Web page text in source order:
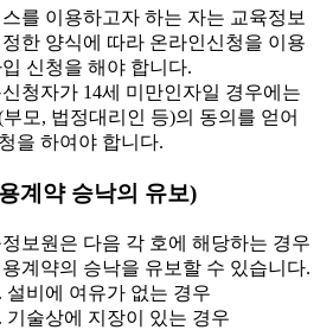
를 이용하고자 하는 자는 교육정보
한 양식에 따라 온라인신청을 이용
신청을 해야 합니다.
청자가 14세 미만인자일 경우에는
모, 법정대리인 등)의 동의를 얻어
을 하여야 합니다.
계약 승낙의 유보)
보원은 다음 각 호에 해당하는 경우
계약의 승낙을 유보할 수 있습니다.
설비에 여유가 없는 경우
기술상에 지장이 있는 경우